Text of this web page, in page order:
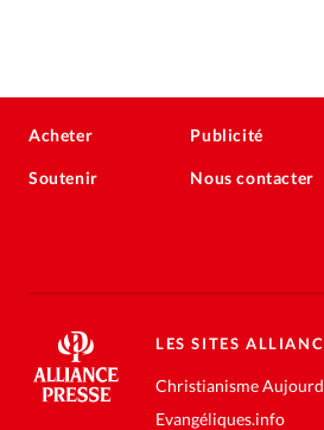
Acheter
Soutenir
Publicité
Nous contacter
LES SITES
Christianisme
Evangéliques.info